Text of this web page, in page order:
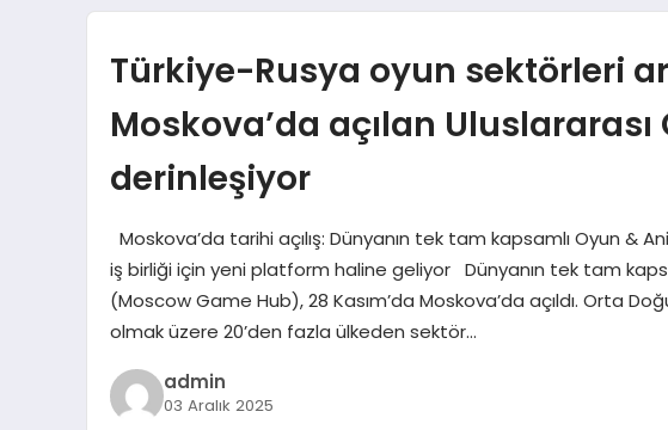
Türkiye-Rusya oyun sektörleri
Moskova’da açılan
derinleşiyor
Moskova’da tarihi açılış: Dünyanın tek tam kapsamlı Oyun &
iş birliği için yeni platform haline geliyor Dünyanın tek tam
(Moscow Game Hub), 28 Kasım’da Moskova’da açıldı. Orta
olmak üzere 20’den fazla ülkeden sektör…
admin
03 Aralık 2025